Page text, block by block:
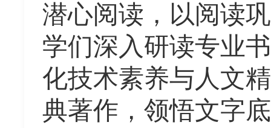
潜心阅读，以阅读
学们深入研读专业
化技术素养与人文
典著作，领悟文字